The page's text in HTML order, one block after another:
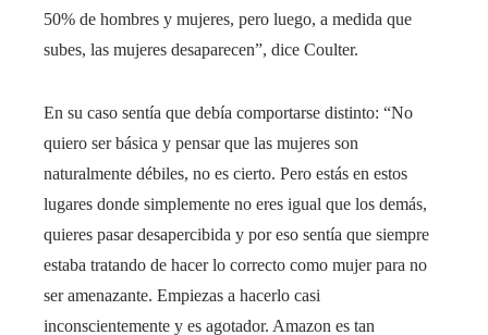
50% de hombres y mujeres, pero luego, a medida que
subes, las mujeres desaparecen”, dice Coulter.
En su caso sentía que debía comportarse distinto: “No
quiero ser básica y pensar que las mujeres son
naturalmente débiles, no es cierto. Pero estás en estos
lugares donde simplemente no eres igual que los demás,
quieres pasar desapercibida y por eso sentía que siempre
estaba tratando de hacer lo correcto como mujer para no
ser amenazante. Empiezas a hacerlo casi
inconscientemente y es agotador. Amazon es tan